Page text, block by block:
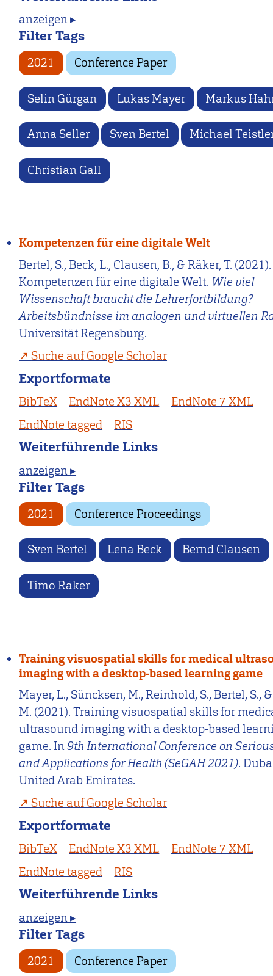
anzeigen ▸
Filter Tags
2021 Conference Paper
Selin Gürgan Lukas Mayer Markus
Anna Seller Sven Bertel Michael
Christian Gall
Kompetenzen für eine digitale Welt
Bertel, S., Beck, L., Clausen, B., & Räker, T. (2021).
Kompetenzen für eine digitale Welt. Wie viel
Wissenschaft braucht die Lehrerfortbildung?
Arbeitsbündnisse im analogen und virtuellen
Universität Regensburg.
Suche auf Google Scholar
Exportformate
BibTeX EndNote X3 XML
EndNote 7 XML
EndNote tagged
RIS
Weiterführende Links
anzeigen ▸
Filter Tags
2021 Conference Proceedings
Sven Bertel Lena Beck Bernd Clausen
Timo Räker
Training visuospatial skills for medical
imaging with a desktop-based learning game
Mayer, L., Süncksen, M., Reinhold, S., Bertel, S.,
M. (2021). Training visuospatial skills for
ultrasound imaging with a desktop-based
game. In9th International Conference on
and Applications for Health (SeGAH 2021).
United Arab Emirates.
Suche auf Google Scholar
Exportformate
BibTeX EndNote X3 XML
EndNote 7 XML
EndNote tagged
RIS
Weiterführende Links
anzeigen ▸
Filter Tags
2021 Conference Paper